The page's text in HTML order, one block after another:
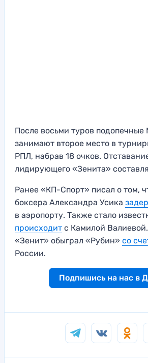
После восьми туров
занимают второе место в
РПЛ, набрав 18 очков.
лидирующего «Зенита»
Ранее «КП-Спорт» писал о том,
боксера Александра Усика
в аэропорту. Также стало
происходит с Камилой
«Зенит» обыграл «Рубин» со
России.
Подпишись на нас в